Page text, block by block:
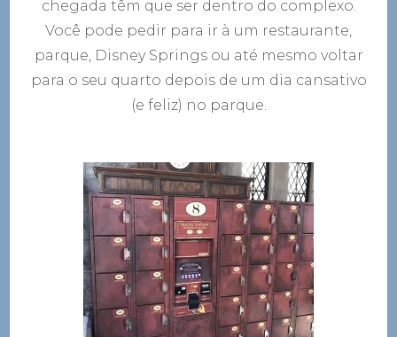
chegada têm que ser dentro do complexo.
Você pode pedir para ir à um restaurante,
parque, Disney Springs ou até mesmo voltar
para o seu quarto depois de um dia cansativo
(e feliz) no parque.